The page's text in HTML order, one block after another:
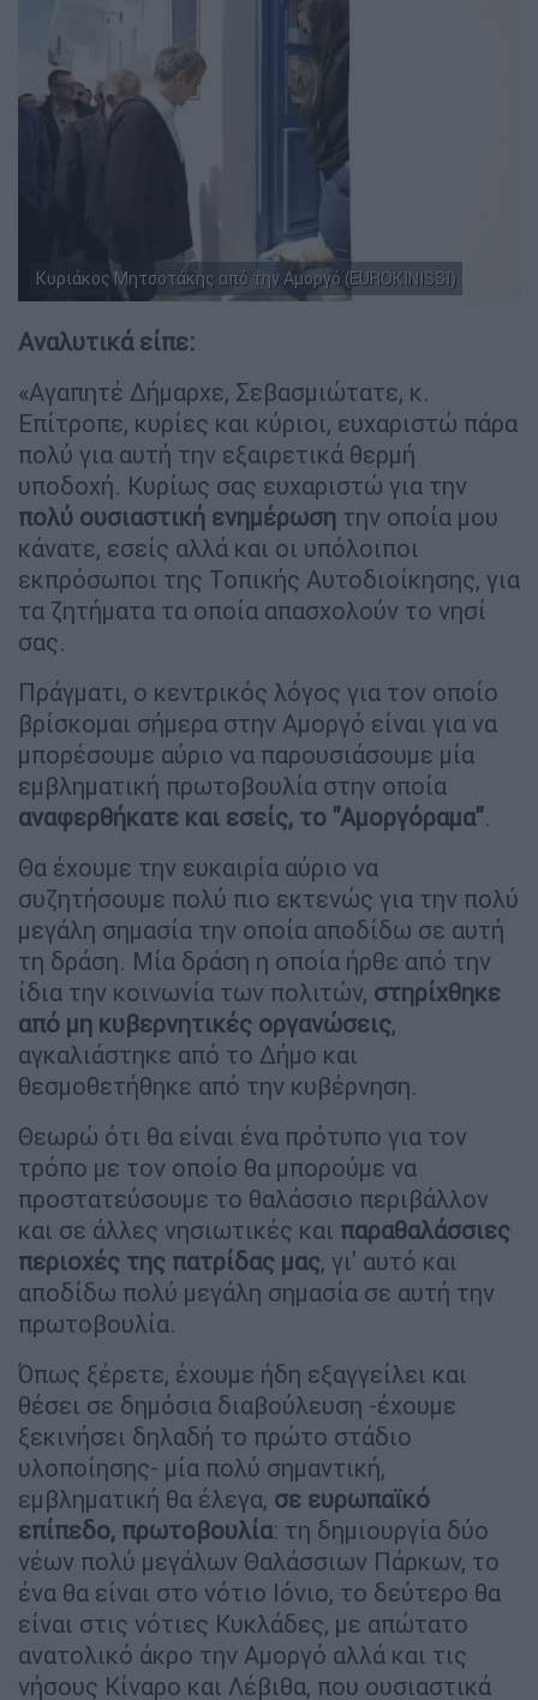
Κυριάκος Μητσοτάκης από την Αμοργό (EUROKINISSI)
Αναλυτικά είπε:
«Αγαπητέ Δήμαρχε, Σεβασμιώτατε, κ.
Επίτροπε, κυρίες και κύριοι, ευχαριστώ πάρα
πολύ για αυτή την εξαιρετικά θερμή
υποδοχή. Κυρίως σας ευχαριστώ για την
πολύ ουσιαστική ενημέρωση την οποία μου
κάνατε, εσείς αλλά και οι υπόλοιποι
εκπρόσωποι της Τοπικής Αυτοδιοίκησης, για
τα ζητήματα τα οποία απασχολούν το νησί
σας.
Πράγματι, ο κεντρικός λόγος για τον οποίο
βρίσκομαι σήμερα στην Αμοργό είναι για να
μπορέσουμε αύριο να παρουσιάσουμε μία
εμβληματική πρωτοβουλία στην οποία
αναφερθήκατε και εσείς, το "Αμοργόραμα".
Θα έχουμε την ευκαιρία αύριο να
συζητήσουμε πολύ πιο εκτενώς για την πολύ
μεγάλη σημασία την οποία αποδίδω σε αυτή
τη δράση. Μία δράση η οποία ήρθε από την
ίδια την κοινωνία των πολιτών, στηρίχθηκε
από μη κυβερνητικές οργανώσεις,
αγκαλιάστηκε από το Δήμο και
θεσμοθετήθηκε από την κυβέρνηση.
Θεωρώ ότι θα είναι ένα πρότυπο για τον
τρόπο με τον οποίο θα μπορούμε να
προστατεύσουμε το θαλάσσιο περιβάλλον
και σε άλλες νησιωτικές και παραθαλάσσιες
περιοχές της πατρίδας μας, γι' αυτό και
αποδίδω πολύ μεγάλη σημασία σε αυτή την
πρωτοβουλία.
Όπως ξέρετε, έχουμε ήδη εξαγγείλει και
θέσει σε δημόσια διαβούλευση -έχουμε
ξεκινήσει δηλαδή το πρώτο στάδιο
υλοποίησης- μία πολύ σημαντική,
εμβληματική θα έλεγα, σε ευρωπαϊκό
επίπεδο, πρωτοβουλία: τη δημιουργία δύο
νέων πολύ μεγάλων Θαλάσσιων Πάρκων, το
ένα θα είναι στο νότιο Ιόνιο, το δεύτερο θα
είναι στις νότιες Κυκλάδες, με απώτατο
ανατολικό άκρο την Αμοργό αλλά και τις
νήσους Κίναρο και Λέβιθα, που ουσιαστικά